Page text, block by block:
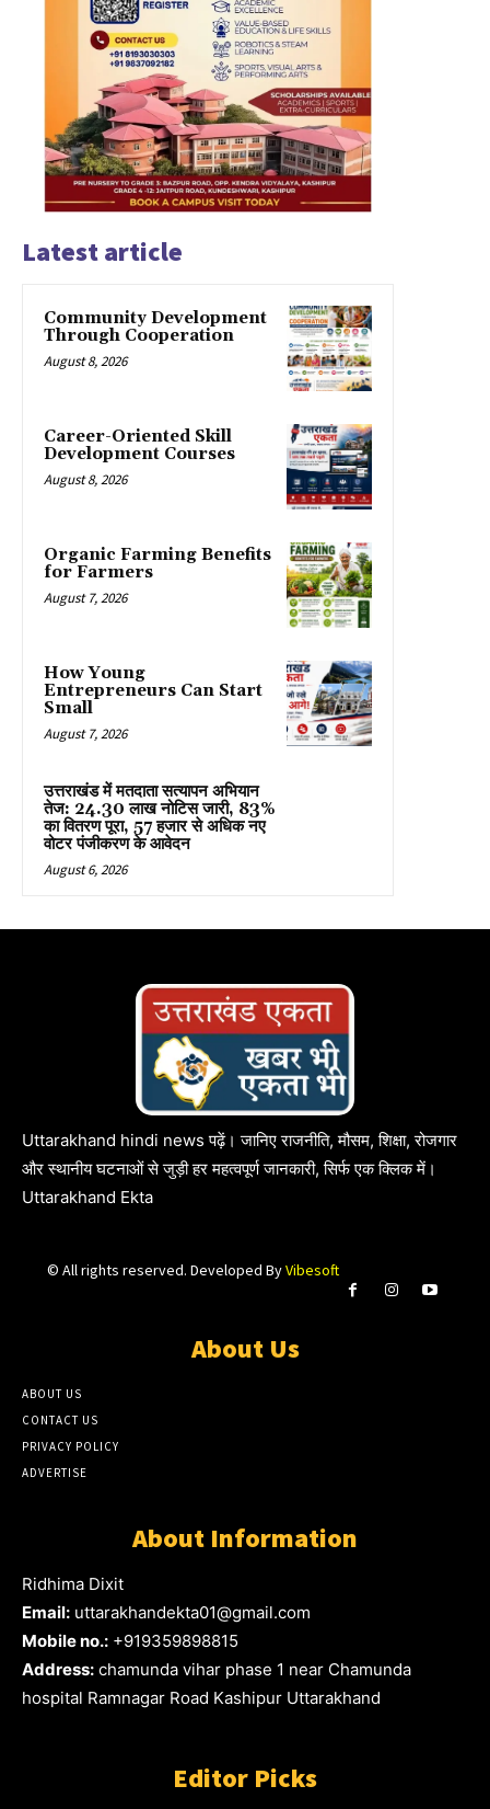
Latest article
Community Development
Through Cooperation
August 8, 2026
Career-Oriented Skill
Development Courses
August 8, 2026
Organic Farming Benefits
for Farmers
August 7, 2026
How Young
Entrepreneurs Can Start
Small
August 7, 2026
उत्तराखंड में मतदाता सत्यापन अभियान
तेज: 24.30 लाख नोटिस जारी, 83%
का वितरण पूरा, 57 हजार से अधिक नए
वोटर पंजीकरण के आवेदन
August 6, 2026
Uttarakhand hindi news पढ़ें। जानिए राजनीति, मौसम, शिक्षा, रोजगार
और स्थानीय घटनाओं से जुड़ी हर महत्वपूर्ण जानकारी, सिर्फ एक क्लिक में।
Uttarakhand Ekta
© All rights reserved. Developed ByVibesoft
About Us
ABOUT US
CONTACT US
PRIVACY POLICY
ADVERTISE
About Information
Ridhima Dixit
Email: uttarakhandekta01@gmail.com
Mobile no.: +919359898815
Address: chamunda vihar phase 1 near Chamunda
hospital Ramnagar Road Kashipur Uttarakhand
Editor Picks